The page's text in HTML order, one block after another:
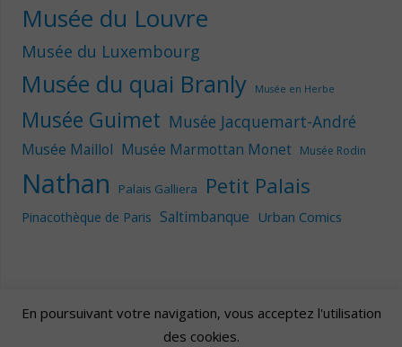
Musée du Louvre
Musée du Luxembourg
Musée du quai Branly Musée en Herbe
Musée Guimet Musée Jacquemart-André
Musée Maillol Musée Marmottan Monet Musée Rodin
Nathan Palais Galliera Petit Palais
Pinacothèque de Paris Saltimbanque Urban Comics
| Fièrement propulsé par
En poursuivant votre navigation, vous acceptez l'utilisation
des cookies.